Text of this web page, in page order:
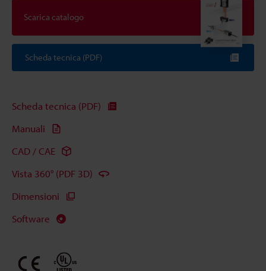
Scarica catalogo
Scheda tecnica (PDF)
Scheda tecnica (PDF)
Manuali
CAD / CAE
Vista 360° (PDF 3D)
Dimensioni
Software